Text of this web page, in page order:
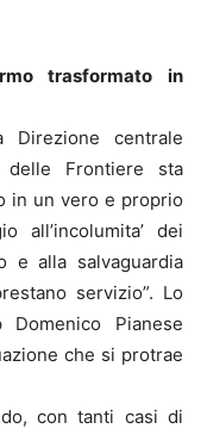
trasformato in
centrale
delle Frontiere sta
in un vero e proprio
all’incolumita’ dei
e alla salvaguardia
servizio”. Lo
Pianese
che si protrae
con tanti casi di